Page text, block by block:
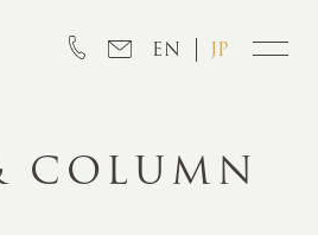
EN JP
COLUMN